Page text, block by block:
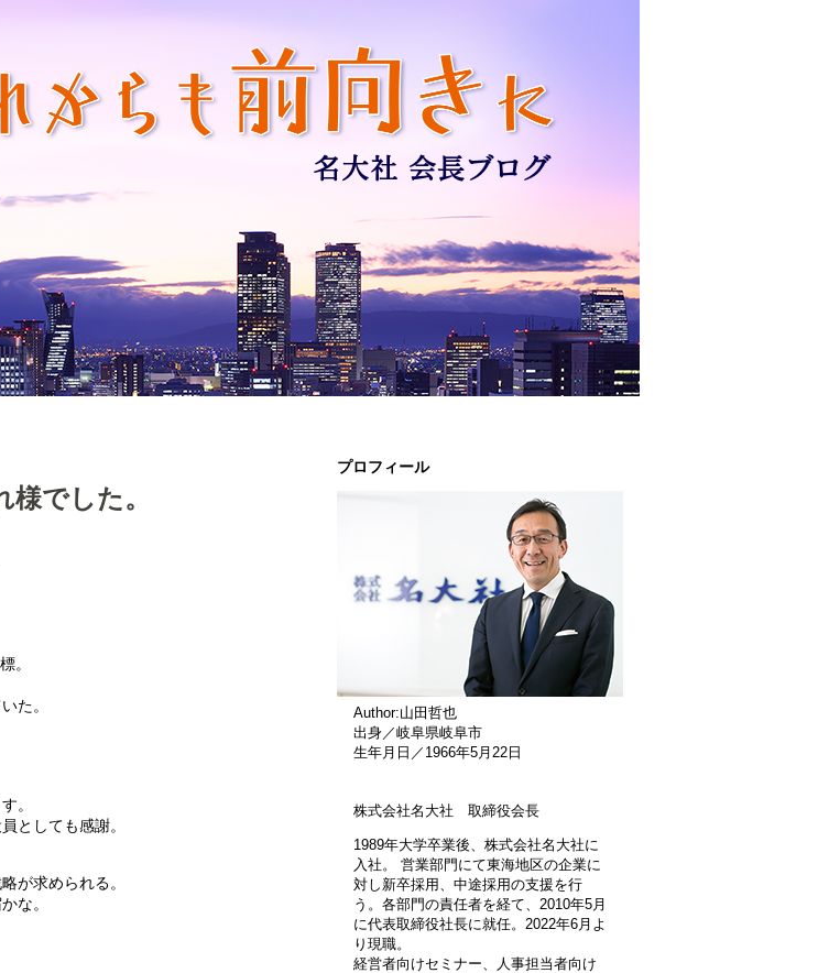
プロフィール
Author:山田哲也
出身／岐阜県岐阜市
生年月日／1966年5月22日
株式会社名大社 取締役会長
1989年大学卒業後、株式会社名大社に
入社。 営業部門にて東海地区の企業に
対し新卒採用、中途採用の支援を行
う。各部門の責任者を経て、2010年5月
に代表取締役社長に就任。2022年6月よ
り現職。
経営者向けセミナー、人事担当者向け
でした。
。
た。
。
としても感謝。
が求められる。
な。